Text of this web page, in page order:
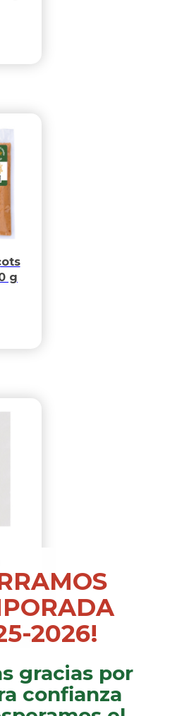
2026!
gracias por
confianza
g